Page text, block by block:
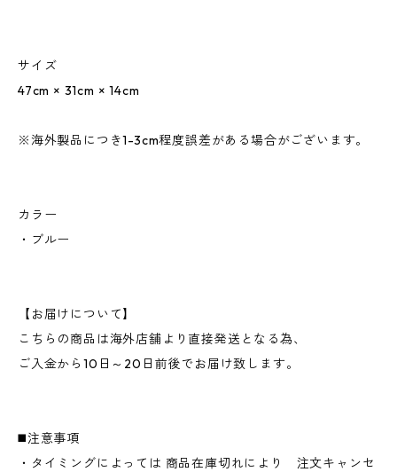
サイズ
47cm × 31cm × 14cm
※海外製品につき1-3cm程度誤差がある場合がございます。
カラー
・ブルー
【お届けについて】
こちらの商品は海外店舗より直接発送となる為、
ご入金から10日～20日前後でお届け致します。
◼️注意事項
・タイミングによっては 商品在庫切れにより 注文キャンセ